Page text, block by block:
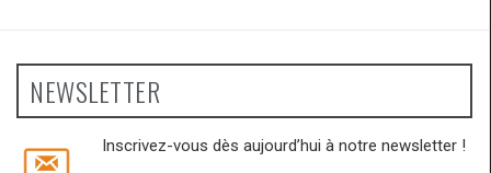
NEWSLETTER
Inscrivez-vous dès aujourd’hui à notre newsletter !